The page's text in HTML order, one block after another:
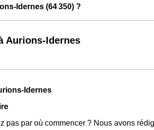
Idernes (64 350) ?
Aurions-Idernes
Idernes
pas par où commencer ? Nous avons